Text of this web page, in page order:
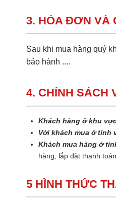
3. HÓA ĐƠN VÀ
Sau khi mua hàng quý
bảo hành ....
4. CHÍNH SÁCH
Khách hàng ở khu
Với khách mua ở tỉnh
Khách mua hàng ở
hàng, lắp đặt thanh
5 HÌNH THỨC